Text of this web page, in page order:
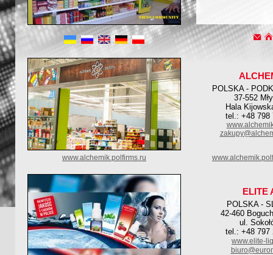
POLSKA -
37-552
Hala
tel.: +48 798
www.alchemik.polfirms.ru
ELITE
POLSKA -
42-460
ul.
tel.: +48 797
www.elite-